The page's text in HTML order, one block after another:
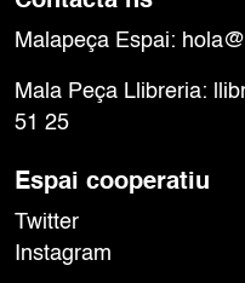
Malapeça Espai:
Mala Peça Llibreria:
51 25
Espai cooperatiu
Twitter
Instagram